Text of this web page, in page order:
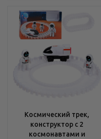
Космический трек,
конструктор с 2
космонавтами и